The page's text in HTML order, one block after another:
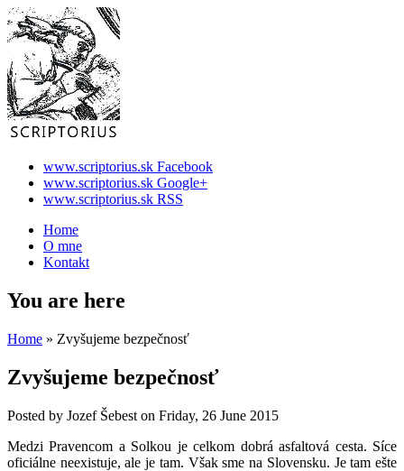
www.scriptorius.sk Facebook
www.scriptorius.sk Google+
www.scriptorius.sk RSS
Home
O mne
Kontakt
You are here
Home » Zvyšujeme bezpečnosť
Zvyšujeme bezpečnosť
Posted by Jozef Šebest on Friday, 26 June 2015
Medzi Pravencom a Solkou je celkom dobrá asfaltová cesta. Síce
oficiálne neexistuje, ale je tam. Však sme na Slovensku. Je tam ešte